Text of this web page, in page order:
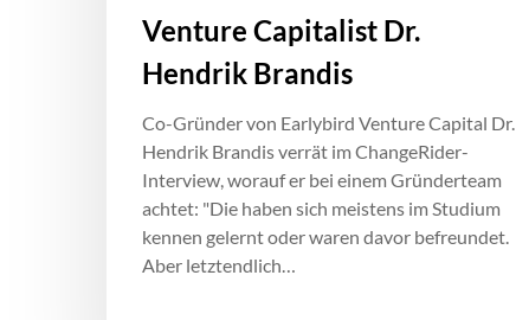
Venture Capitalist Dr.
Hendrik Brandis
Co-Gründer von Earlybird Venture Capital Dr.
Hendrik Brandis verrät im ChangeRider-
Interview, worauf er bei einem Gründerteam
achtet: "Die haben sich meistens im Studium
kennen gelernt oder waren davor befreundet.
Aber letztendlich…